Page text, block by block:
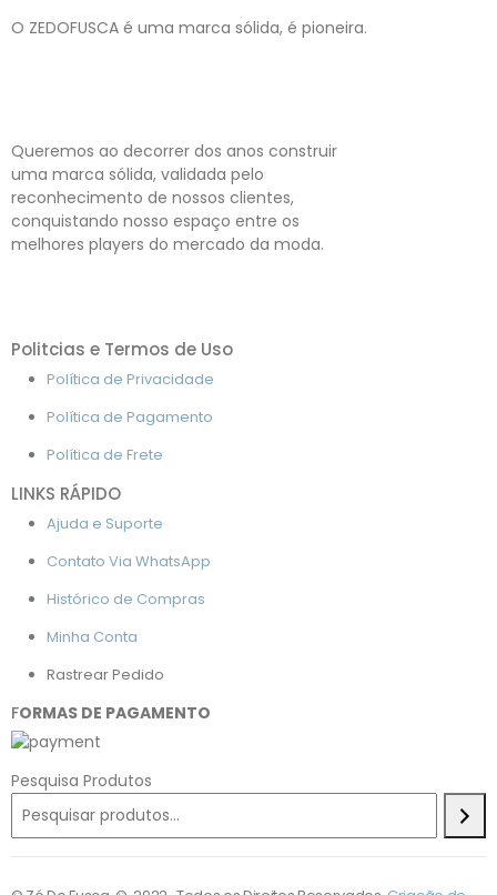
O ZEDOFUSCA é uma marca sólida, é pioneira.
Queremos ao decorrer dos anos construir
uma marca sólida, validada pelo
reconhecimento de nossos clientes,
conquistando nosso espaço entre os
melhores players do mercado da moda.
Politcias e Termos de Uso
Política de Privacidade
Política de Pagamento
Política de Frete
LINKS RÁPIDO
Ajuda e Suporte
Contato Via WhatsApp
Histórico de Compras
Minha Conta
Rastrear Pedido
FORMAS DE PAGAMENTO
Pesquisa Produtos